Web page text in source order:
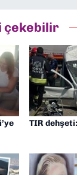
editörlük
çekebilir
TIR